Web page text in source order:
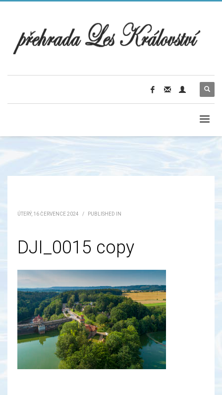
ÚTERÝ, 16 ČERVENCE 2024 / PUBLISHED IN
DJI_0015 copy